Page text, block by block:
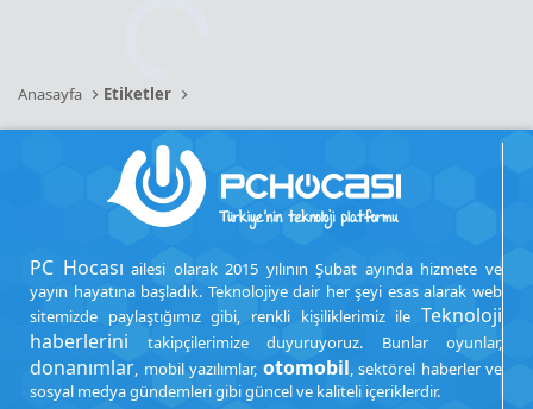
Anasayfa Etiketler
PC Hocası ailesi olarak 2015 yılının Şubat ayında hizmete ve
yayın hayatına başladık. Teknolojiye dair her şeyi esas alarak web
sitemizde paylaştığımız gibi, renkli kişiliklerimiz ile Teknoloji
haberlerini takipçilerimize duyuruyoruz. Bunlar oyunlar,
donanımlar, mobil yazılımlar, otomobil, sektörel haberler ve
sosyal medya gündemleri gibi güncel ve kaliteli içeriklerdir.